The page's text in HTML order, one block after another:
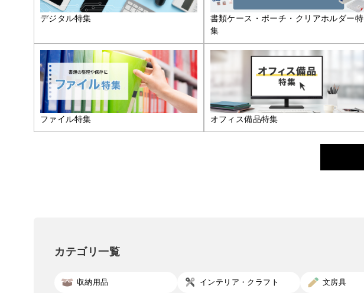
デジタル特集
書類ケース・ポーチ・クリアホルダー特
集
ファイル特集 オフィス備品特集
カテゴリ一覧
収納用品 インテリア・クラフト 文房具